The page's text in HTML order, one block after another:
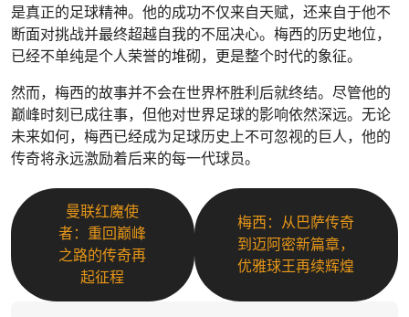
是真正的足球精神。他的成功不仅来自天赋，还来自于他不
断面对挑战并最终超越自我的不屈决心。梅西的历史地位，
已经不单纯是个人荣誉的堆砌，更是整个时代的象征。
然而，梅西的故事并不会在世界杯胜利后就终结。尽管他的
巅峰时刻已成往事，但他对世界足球的影响依然深远。无论
未来如何，梅西已经成为足球历史上不可忽视的巨人，他的
传奇将永远激励着后来的每一代球员。
曼联红魔使
者：重回巅峰
之路的传奇再
起征程
梅西：从巴萨传奇
到迈阿密新篇章，
优雅球王再续辉煌